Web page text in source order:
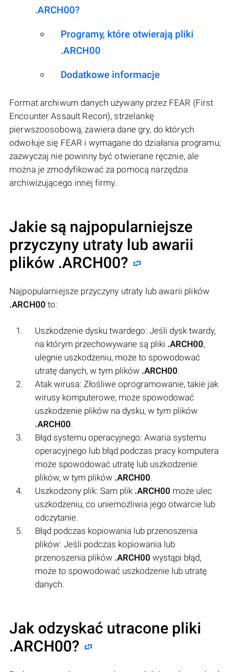
.ARCH00?
Programy, które otwierają pliki
.ARCH00
Dodatkowe informacje
Format archiwum danych używany przez FEAR (First
Encounter Assault Recon), strzelankę
pierwszoosobową; zawiera dane gry, do których
odwołuje się FEAR i wymagane do działania programu;
zazwyczaj nie powinny być otwierane ręcznie, ale
można je zmodyfikować za pomocą narzędzia
archiwizującego innej firmy.
Jakie są najpopularniejsze
przyczyny utraty lub awarii
plików .ARCH00?
Najpopularniejsze przyczyny utraty lub awarii plików
.ARCH00 to:
Uszkodzenie dysku twardego: Jeśli dysk twardy,
na którym przechowywane są pliki .ARCH00,
ulegnie uszkodzeniu, może to spowodować
utratę danych, w tym plików .ARCH00.
Atak wirusa: Złośliwe oprogramowanie, takie jak
wirusy komputerowe, może spowodować
uszkodzenie plików na dysku, w tym plików
.ARCH00.
Błąd systemu operacyjnego: Awaria systemu
operacyjnego lub błąd podczas pracy komputera
może spowodować utratę lub uszkodzenie
plików, w tym plików .ARCH00.
Uszkodzony plik: Sam plik .ARCH00 może ulec
uszkodzeniu, co uniemożliwia jego otwarcie lub
odczytanie.
Błąd podczas kopiowania lub przenoszenia
plików: Jeśli podczas kopiowania lub
przenoszenia plików .ARCH00 wystąpi błąd,
może to spowodować uszkodzenie lub utratę
danych.
Jak odzyskać utracone pliki
.ARCH00?